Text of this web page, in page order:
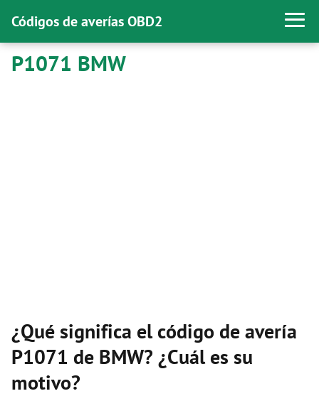
Códigos de averías OBD2
P1071 BMW
¿Qué significa el código de avería
P1071 de BMW? ¿Cuál es su
motivo?